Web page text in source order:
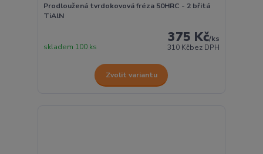
Prodloužená tvrdokovová fréza 50HRC - 2 břitá
TiAlN
375 Kč/ks
310 Kčbez DPH
skladem 100 ks
Zvolit variantu